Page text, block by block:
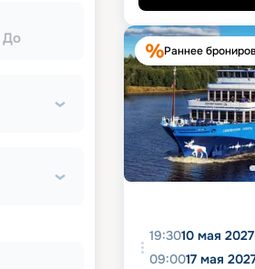
До
Раннее
19:3010 мая 2027
09:0017 мая